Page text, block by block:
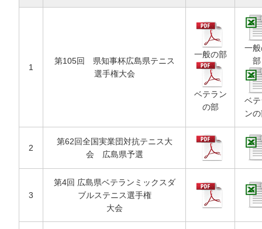
1
第105回 県知事杯広島県テニス
選手権大会
一般の部
ベテラン
の部
一
部
ベ
ン
2
第62回全国実業団対抗テニス大
会 広島県予選
3
第4回 広島県ベテランミックスダ
ブルステニス選手権
大会